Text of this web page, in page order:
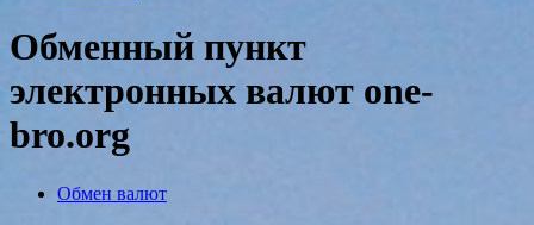
Обменный пункт
электронных валют one-
bro.org
Обмен валют